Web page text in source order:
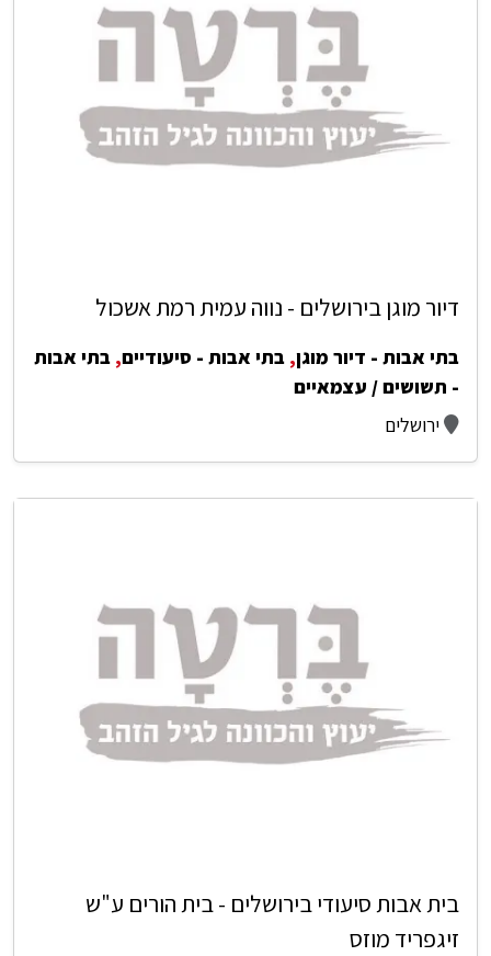
דיור מוגן בירושלים - נווה עמית רמת אשכול
בתי אבות - דיור מוגן, בתי אבות - סיעודיים, בתי אבות
- תשושים / עצמאיים
ירושלים
בית אבות סיעודי בירושלים - בית הורים ע"ש
זיגפריד מוזס